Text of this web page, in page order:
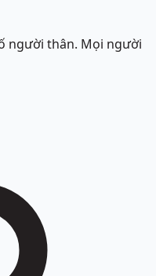
người thân. Mọi người